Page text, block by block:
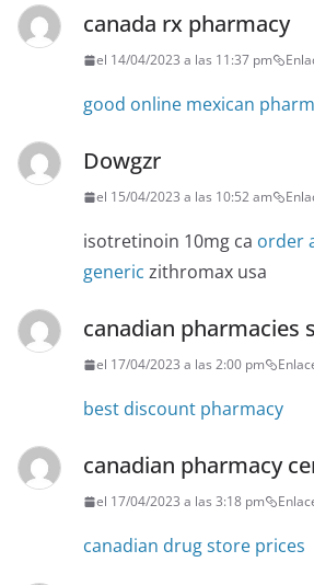
canada rx pharmacy
el 14/04/2023 a las 11:37 pm
good online mexican
Dowgzr
el 15/04/2023 a las 10:52 am
isotretinoin 10mg ca order
generic zithromax usa
canadian pharmacies
el 17/04/2023 a las 2:00 pm
best discount pharmacy
canadian pharmacy
el 17/04/2023 a las 3:18 pm
canadian drug store prices